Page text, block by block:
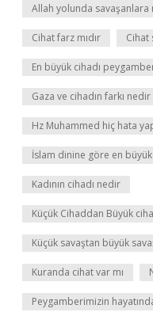
Allah yolunda savaşanlara
Cihat farz mıdır Cihat
En büyük cihadı
Gaza ve cihadın farkı nedir
Hz Muhammed hiç hata
İslam dinine göre en
Kadının cihadı nedir
Küçük Cihaddan Büyük
Küçük savaştan büyük
Kuranda cihat var mı
Peygamberimizin